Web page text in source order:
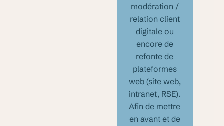
modération /
relation client
digitale ou
encore de
refonte de
plateformes
web (site web,
intranet, RSE).
Afin de mettre
en avant et de